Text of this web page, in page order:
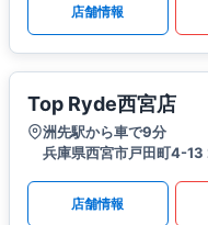
店舗情報
Top Ryde西宮店
洲先駅から車で9分
兵庫県西宮市戸田町4-13
店舗情報